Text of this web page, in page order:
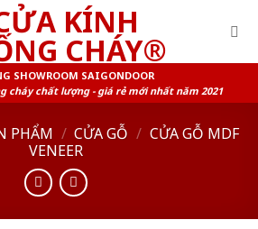
SHOWROOM SAIGONDOOR
cháy chất lượng - giá rẻ mới nhất năm 2021
PHẨM / CỬA GỖ / CỬA GỖ MDF
VENEER